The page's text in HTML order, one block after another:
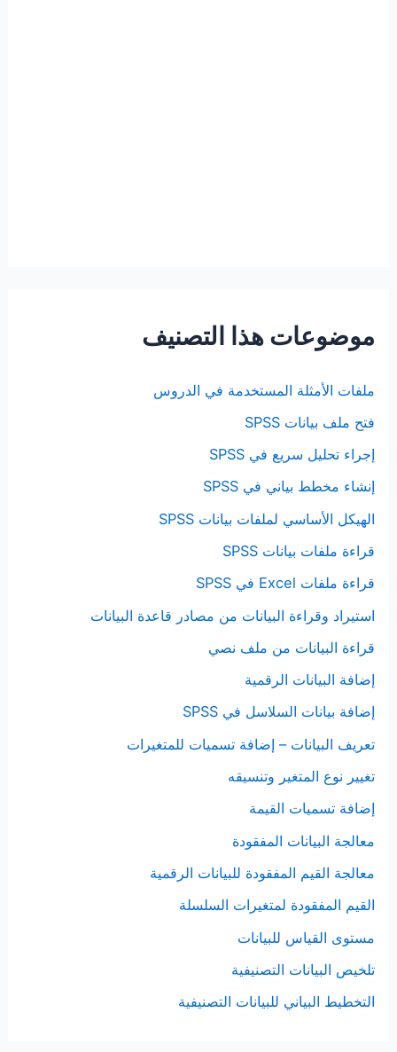
موضوعات هذا التصنيف
ملفات الأمثلة المستخدمة في الدروس
فتح ملف بيانات SPSS
إجراء تحليل سريع في SPSS
إنشاء مخطط بياني في SPSS
الهيكل الأساسي لملفات بيانات SPSS
قراءة ملفات بيانات SPSS
قراءة ملفات Excel في SPSS
استيراد وقراءة البيانات من مصادر قاعدة البيانات
قراءة البيانات من ملف نصي
إضافة البيانات الرقمية
إضافة بيانات السلاسل في SPSS
تعريف البيانات – إضافة تسميات للمتغيرات
تغيير نوع المتغير وتنسيقه
إضافة تسميات القيمة
معالجة البيانات المفقودة
معالجة القيم المفقودة للبيانات الرقمية
القيم المفقودة لمتغيرات السلسلة
مستوى القياس للبيانات
تلخيص البيانات التصنيفية
التخطيط البياني للبيانات التصنيفية